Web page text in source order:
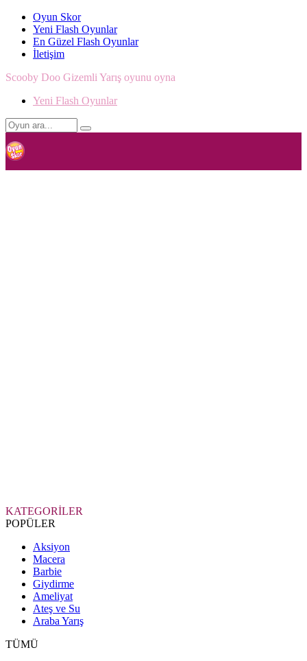
Oyun Skor
Yeni Flash Oyunlar
En Güzel Flash Oyunlar
İletişim
Scooby Doo Gizemli Yarış oyunu oyna
Yeni Flash Oyunlar
KATEGORİLER
POPÜLER
Aksiyon
Macera
Barbie
Giydirme
Ameliyat
Ateş ve Su
Araba Yarış
TÜMÜ